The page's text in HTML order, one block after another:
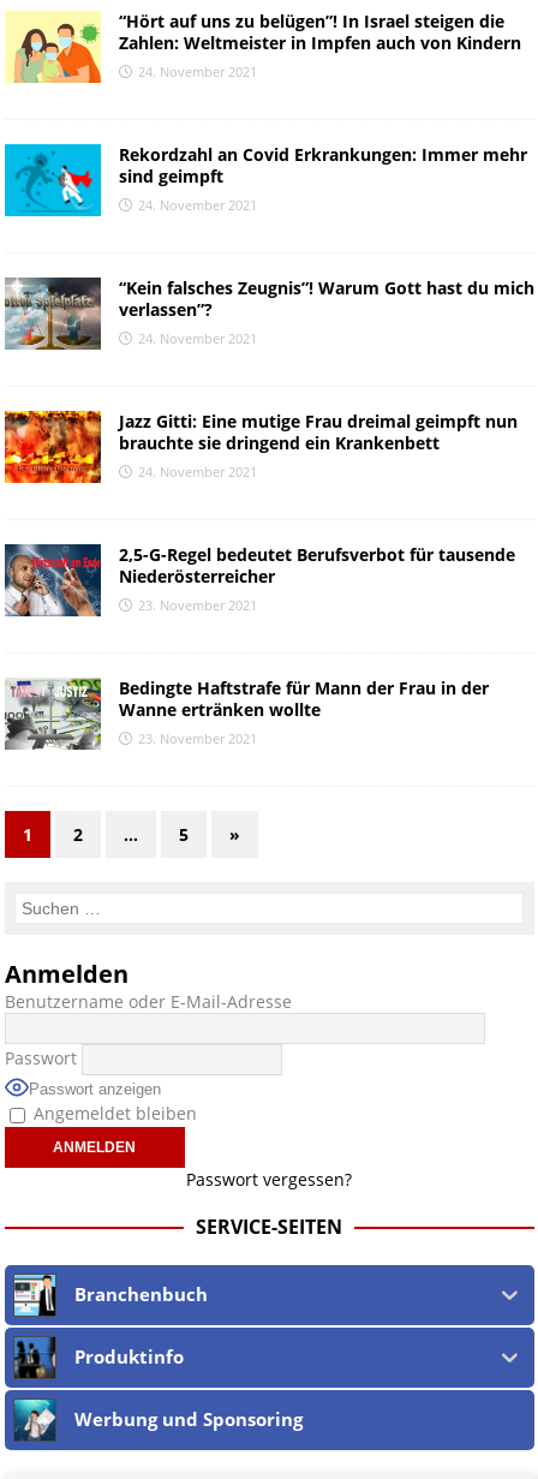
“Hört auf uns zu belügen”! In Israel steigen die
Zahlen: Weltmeister in Impfen auch von Kindern
24. November 2021
Rekordzahl an Covid Erkrankungen: Immer mehr
sind geimpft
24. November 2021
“Kein falsches Zeugnis”! Warum Gott hast du mich
verlassen”?
24. November 2021
Jazz Gitti: Eine mutige Frau dreimal geimpft nun
brauchte sie dringend ein Krankenbett
24. November 2021
2,5-G-Regel bedeutet Berufsverbot für tausende
Niederösterreicher
23. November 2021
Bedingte Haftstrafe für Mann der Frau in der
Wanne ertränken wollte
23. November 2021
1 2 … 5 »
Anmelden
Benutzername oder E-Mail-Adresse
Passwort
Passwort anzeigen
Angemeldet bleiben
Passwort vergessen?
SERVICE-SEITEN
Branchenbuch
Produktinfo
Werbung und Sponsoring